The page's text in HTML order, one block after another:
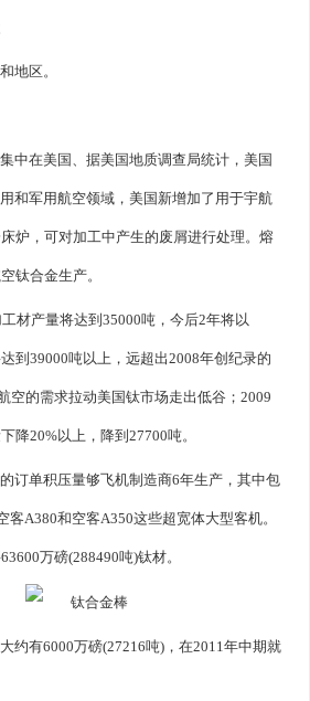
地区。
中在美国、据美国地质调查局统计，美国
和军用航空领域，美国新增加了用于宇航
炉，可对加工中产生的废屑进行处理。熔
钛合金生产。
材产量将达到35000吨，今后2年将以
到39000吨以上，远超出2008年创纪录的
空的需求拉动美国钛市场走出低谷；2009
降20%以上，降到27700吨。
订单积压量够飞机制造商6年生产，其中包
客A380和空客A350这些超宽体大型客机。
万磅(288490吨)钛材。
约有6000万磅(27216吨)，在2011年中期就